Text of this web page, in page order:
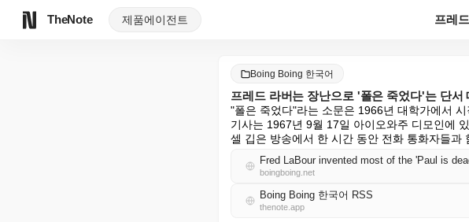
TheNote 제품에이전트
Boing Boing 한국어
프레드 라버는 장난으로 '폴은 죽었다'는 단
"폴은 죽었다"라는 소문은 1966년 대학가에서
기사는 1967년 9월 17일 아이오와주 디모인에
셀 깁은 방송에서 한 시간 동안 전화 통화자들과
Fred LaBour invented most of the 'Paul is
boingboing.net
Boing Boing 한국어 RSS
thenote.app